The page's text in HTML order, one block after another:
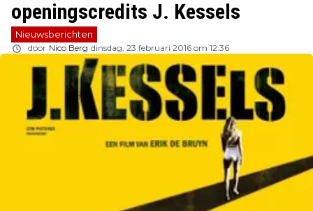
openingscredits J. Kessels
Nieuwsberichten
door Nico Berg dinsdag, 23 februari 2016 om 12:36